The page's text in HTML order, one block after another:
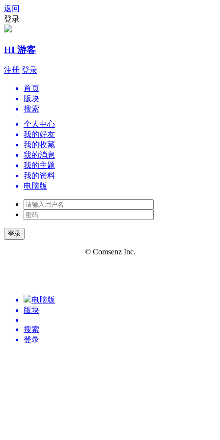
返回
登录
HI 游客
注册 登录
首页
版块
搜索
个人中心
我的好友
我的收藏
我的消息
我的主题
我的资料
电脑版
登录
© Comsenz Inc.
电脑版
版块
搜索
登录